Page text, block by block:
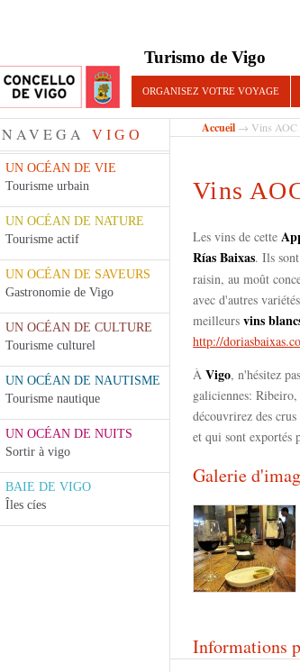
Turismo de Vigo
ORGANISEZ VOTRE VOYAGE
NAVEGA VIGO
UN OCÉAN DE VIE
Tourisme urbain
UN OCÉAN DE NATURE
Tourisme actif
UN OCÉAN DE SAVEURS
Gastronomie de Vigo
UN OCÉAN DE CULTURE
Tourisme culturel
UN OCÉAN DE NAUTISME
Tourisme nautique
UN OCÉAN DE NUITS
Sortir à vigo
BAIE DE VIGO
Îles cíes
Accueil → Vins AOC
Vins
Les vins de cette
Rías Baixas. Ils
raisin, au moût
avec d'autres
meilleurs vins
http://
À Vigo, n'hésitez
galiciennes:
découvrirez des
et qui sont exportés
Galerie
Informations